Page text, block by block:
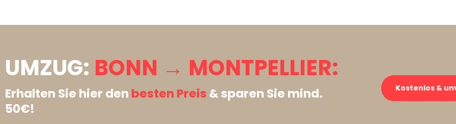
UMZUG: BONN → MONTPELLIER:
Erhalten Sie hier den besten Preis & sparen Sie mind.
50€!
Kostenlos &